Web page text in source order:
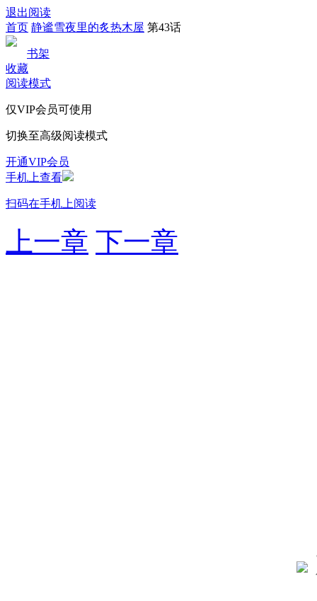
退出阅读
首页 静谧雪夜里的炙热木屋 第43话
书架
收藏
阅读模式
仅VIP会员可使用
切换至高级阅读模式
开通VIP会员
手机上查看
扫码在手机上阅读
上一章 下一章